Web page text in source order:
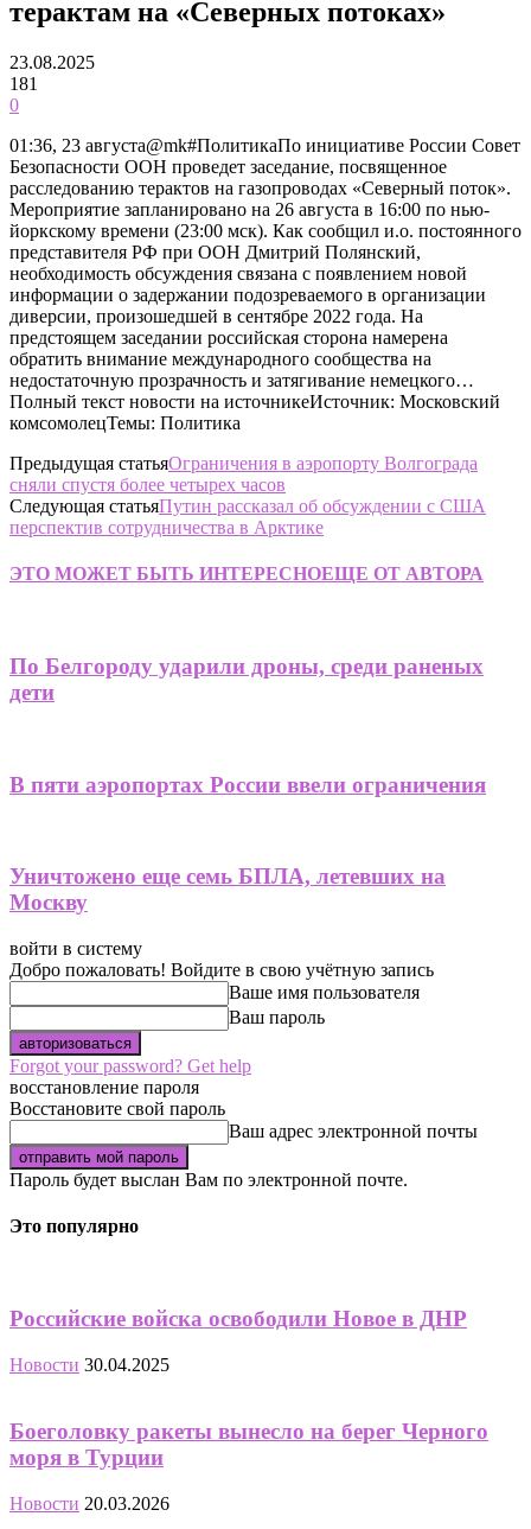
терактам на «Северных потоках»
23.08.2025
181
0
01:36, 23 августа@mk#ПолитикаПо инициативе России Совет
Безопасности ООН проведет заседание, посвященное
расследованию терактов на газопроводах «Северный поток».
Мероприятие запланировано на 26 августа в 16:00 по нью-
йоркскому времени (23:00 мск). Как сообщил и.о. постоянного
представителя РФ при ООН Дмитрий Полянский,
необходимость обсуждения связана с появлением новой
информации о задержании подозреваемого в организации
диверсии, произошедшей в сентябре 2022 года. На
предстоящем заседании российская сторона намерена
обратить внимание международного сообщества на
недостаточную прозрачность и затягивание немецкого…
Полный текст новости на источникеИсточник: Московский
комсомолецТемы: Политика
Предыдущая статьяОграничения в аэропорту Волгограда
сняли спустя более четырех часов
Следующая статьяПутин рассказал об обсуждении с США
перспектив сотрудничества в Арктике
ЭТО МОЖЕТ БЫТЬ ИНТЕРЕСНОЕЩЕ ОТ АВТОРА
По Белгороду ударили дроны, среди раненых
дети
В пяти аэропортах России ввели ограничения
Уничтожено еще семь БПЛА, летевших на
Москву
войти в систему
Добро пожаловать! Войдите в свою учётную запись
Ваше имя пользователя
Ваш пароль
Forgot your password? Get help
восстановление пароля
Восстановите свой пароль
Ваш адрес электронной почты
Пароль будет выслан Вам по электронной почте.
Это популярно
Российские войска освободили Новое в ДНР
Новости 30.04.2025
Боеголовку ракеты вынесло на берег Черного
моря в Турции
Новости 20.03.2026